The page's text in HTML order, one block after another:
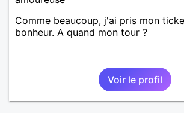
Comme beaucoup, j'ai pris mon
bonheur. A quand mon tour ?
Voir le profil